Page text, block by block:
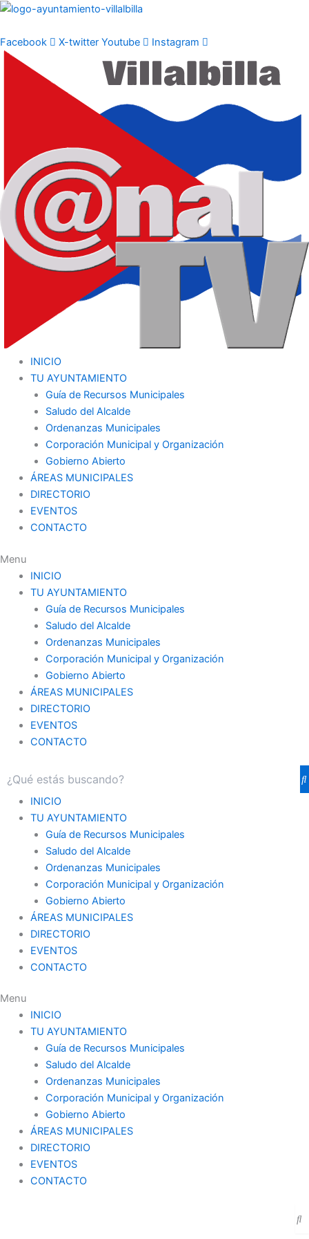
Ir
contenido
Facebook X-twitter Youtube Instagram
INICIO
TU AYUNTAMIENTO
Guía de Recursos Municipales
Saludo del Alcalde
Ordenanzas Municipales
Corporación Municipal y Organización
Gobierno Abierto
ÁREAS MUNICIPALES
DIRECTORIO
EVENTOS
CONTACTO
Menu
INICIO
TU AYUNTAMIENTO
Guía de Recursos Municipales
Saludo del Alcalde
Ordenanzas Municipales
Corporación Municipal y Organización
Gobierno Abierto
ÁREAS MUNICIPALES
DIRECTORIO
EVENTOS
CONTACTO
INICIO
TU AYUNTAMIENTO
Guía de Recursos Municipales
Saludo del Alcalde
Ordenanzas Municipales
Corporación Municipal y Organización
Gobierno Abierto
ÁREAS MUNICIPALES
DIRECTORIO
EVENTOS
CONTACTO
Menu
INICIO
TU AYUNTAMIENTO
Guía de Recursos Municipales
Saludo del Alcalde
Ordenanzas Municipales
Corporación Municipal y Organización
Gobierno Abierto
ÁREAS MUNICIPALES
DIRECTORIO
EVENTOS
CONTACTO